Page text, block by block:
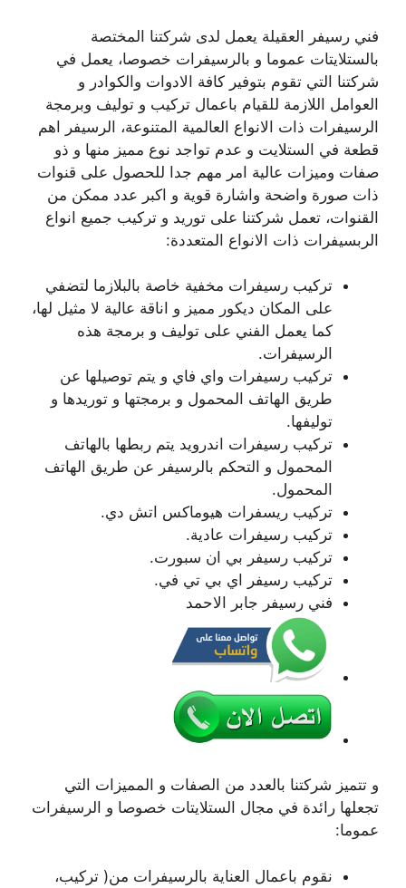
فني رسيفر العقيلة يعمل لدى شركتنا المختصة
بالستلايتات عموما و بالرسيفرات خصوصا، يعمل في
شركتنا التي تقوم بتوفير كافة الادوات والكوادر و
العوامل اللازمة للقيام باعمال تركيب و توليف وبرمجة
الرسيفرات ذات الانواع العالمية المتنوعة، الرسيفر اهم
قطعة في الستلايت و عدم تواجد نوع مميز منها و ذو
صفات وميزات عالية امر مهم جدا للحصول على قنوات
ذات صورة واضحة واشارة قوية و اكبر عدد ممكن من
القنوات، تعمل شركتنا على توريد و تركيب جميع انواع
الربسيفرات ذات الانواع المتعددة:
تركيب رسيفرات مخفية خاصة بالبلازما لتضفي
على المكان ديكور مميز و اناقة عالية لا مثيل لها،
كما يعمل الفني على توليف و برمجة هذه
الرسيفرات.
تركيب رسيفرات واي فاي و يتم توصيلها عن
طريق الهاتف المحمول و برمجتها و توريدها و
توليفها.
تركيب رسيفرات اندرويد يتم ربطها بالهاتف
المحمول و التحكم بالرسيفر عن طريق الهاتف
المحمول.
تركيب ريسفرات هيوماكس اتش دي.
تركيب رسيفرات عادية.
تركيب رسيفر بي ان سبورت.
تركيب رسيفر اي بي تي في.
فني رسيفر جابر الاحمد
و تتميز شركتنا بالعدد من الصفات و المميزات التي
تجعلها رائدة في مجال الستلايتات خصوصا و الرسيفرات
عموما:
نقوم باعمال العناية بالرسيفرات من( تركيب،